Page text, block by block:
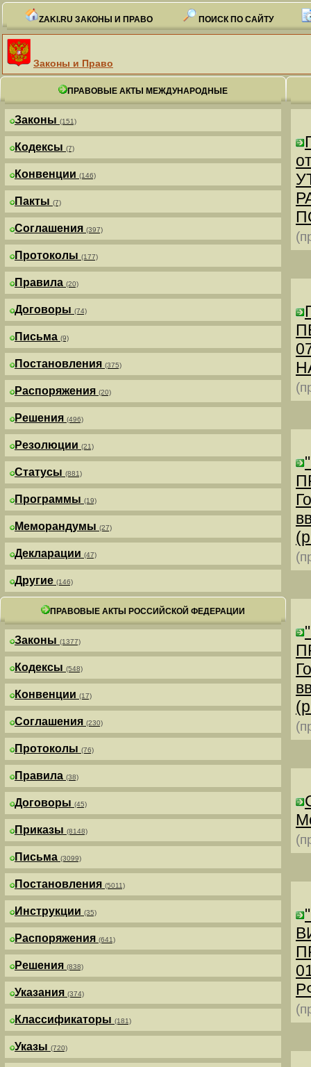
ZAKI.RU ЗАКОНЫ И ПРАВО ПОИСК ПО САЙТУ
Законы и Право
ПРАВОВЫЕ АКТЫ МЕЖДУНАРОДНЫЕ
Законы (151)
Кодексы (7)
Конвенции (146)
Пакты (7)
Соглашения (397)
Протоколы (177)
Правила (20)
Договоры (74)
Письма (9)
Постановления (375)
Распоряжения (20)
Решения (496)
Резолюции (21)
Статусы (881)
Программы (19)
Меморандумы (27)
Декларации (47)
Другие (146)
ПРАВОВЫЕ АКТЫ РОССИЙСКОЙ ФЕДЕРАЦИИ
Законы (1377)
Кодексы (548)
Конвенции (17)
Соглашения (230)
Протоколы (76)
Правила (38)
Договоры (45)
Приказы (8148)
Письма (3099)
Постановления (5011)
Инструкции (35)
Распоряжения (641)
Решения (838)
Указания (374)
Классификаторы (181)
Указы (720)